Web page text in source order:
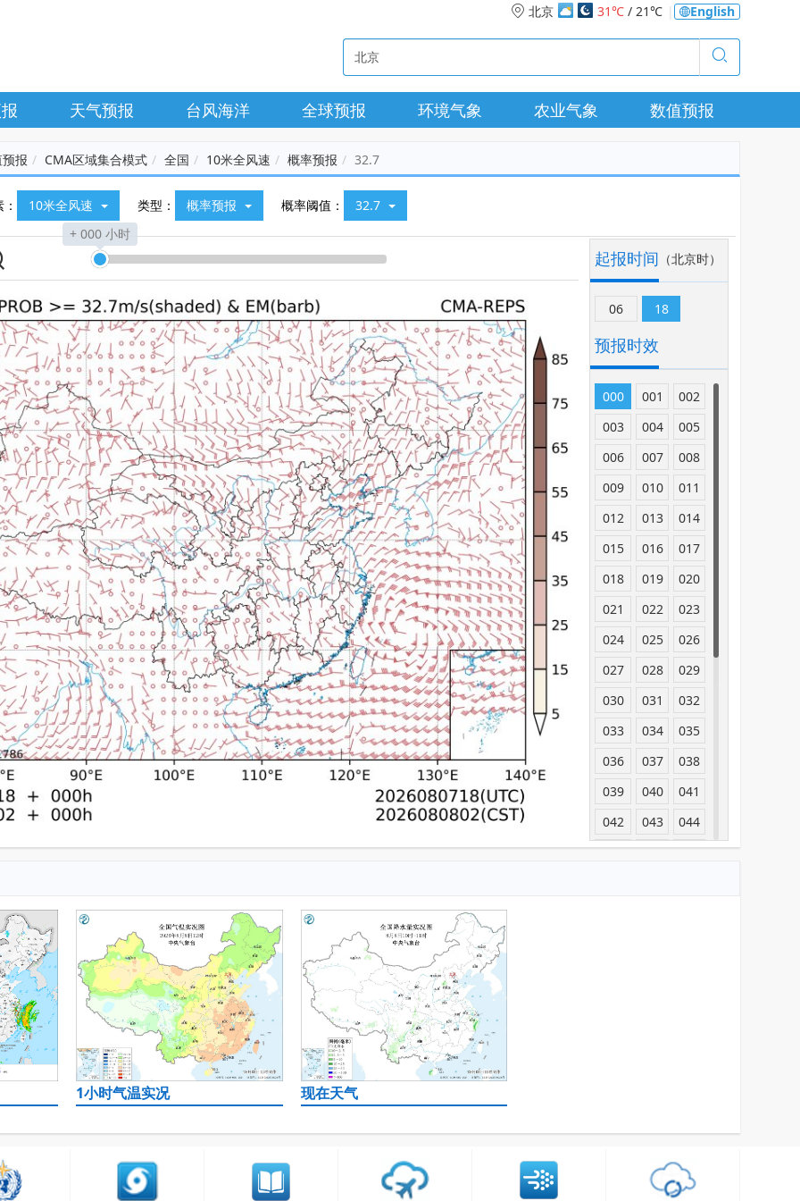
北京 31℃ / 21℃ English
天气预报 台风海洋 全球预报 环境气象 农业气象 数值预报
报 CMA区域集合模式 全国 10米全风速 概率预报 32.7
10米全风速 类型： 概率预报 概率阈值：
32.7
+ 000 小时
起报时间 （北京时）
06 18
预报时效
000 001
002
003
004
005
006
007
008
009
010
011
012
013
014
015
016
017
018
019
020
021
022
023
024
025
026
027
028
029
030
031
032
033
034
035
036
037
038
039
040
041
042
043
044
045
046
047
1小时气温实况 现在天气